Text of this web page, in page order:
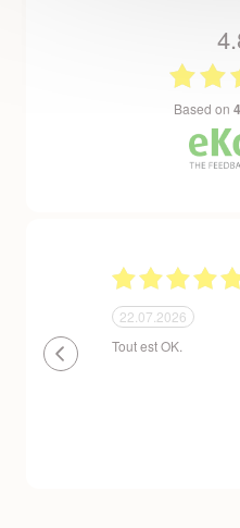
based on
24.06.2026
plantes de qualité